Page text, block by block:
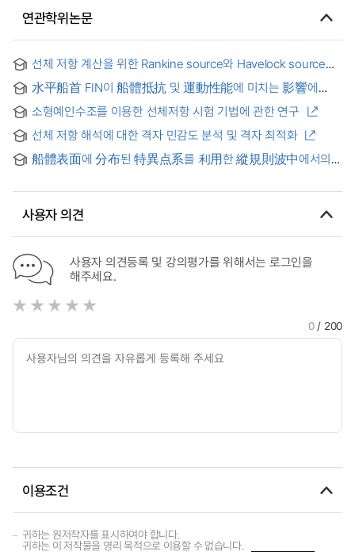
연관학위논문
선체 저항 계산을 위한 Rankine source와 Havelock source의
결합
水平船首 FIN이 船體抵抗 및 運動性能에 미치는 影響에
소형예인수조를 이용한 선체저항 시험 기법에 관한 연구
선체 저항 해석에 대한 격자 민감도 분석 및 격자 최적화
船體表面에 分布된 特異点系를 利用한 縱規則波中에서의
사용자 의견
사용자 의견등록 및 강의평가를 위해서는 로그인을
해주세요.
0/ 200
이용조건
귀하는 원저작자를 표시하여야 합니다.
귀하는 이 저작물을 영리 목적으로 이용할 수 없습니다.